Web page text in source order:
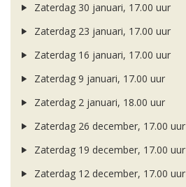
Zaterdag 30 januari, 17.00 uur
Zaterdag 23 januari, 17.00 uur
Zaterdag 16 januari, 17.00 uur
Zaterdag 9 januari, 17.00 uur
Zaterdag 2 januari, 18.00 uur
Zaterdag 26 december, 17.00 uur
Zaterdag 19 december, 17.00 uur
Zaterdag 12 december, 17.00 uur